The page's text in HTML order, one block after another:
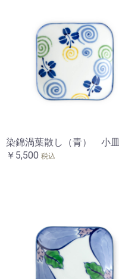
染錦渦葉散し（青） 小皿
￥5,500 税込